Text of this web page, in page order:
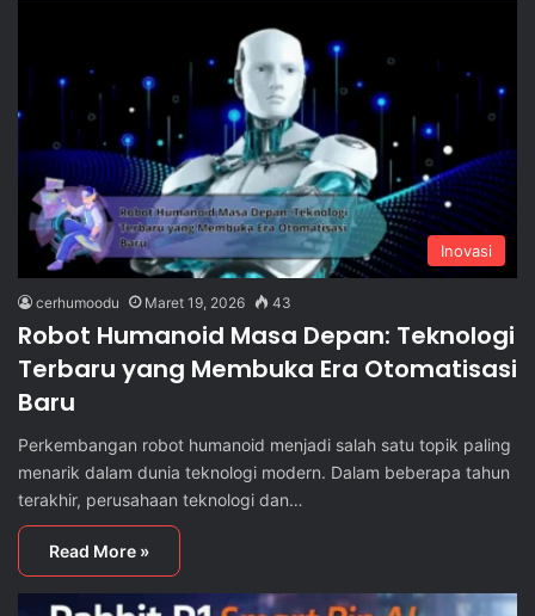
Inovasi
cerhumoodu Maret 19, 2026 43
Robot Humanoid Masa Depan: Teknologi
Terbaru yang Membuka Era Otomatisasi
Baru
Perkembangan robot humanoid menjadi salah satu topik paling
menarik dalam dunia teknologi modern. Dalam beberapa tahun
terakhir, perusahaan teknologi dan…
Read More »